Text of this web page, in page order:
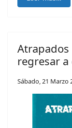
regresar a
Sábado, 21 Marzo